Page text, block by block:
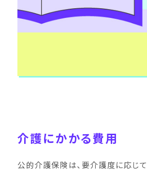
介護にかかる費用
公的介護保険は、要介護度に応じ